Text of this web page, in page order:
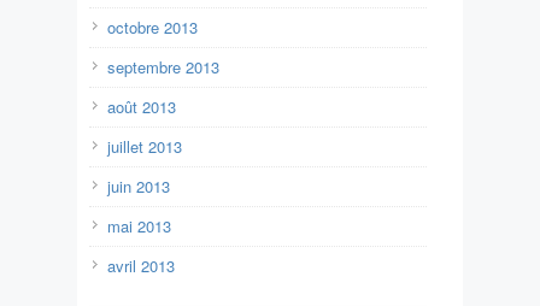
octobre 2013
septembre 2013
août 2013
juillet 2013
juin 2013
mai 2013
avril 2013